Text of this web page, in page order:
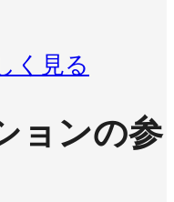
く見る
ョンの参